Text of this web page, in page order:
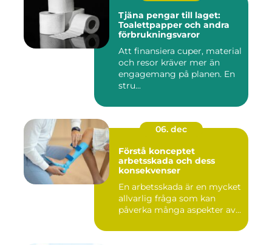
Tjäna pengar till laget:
Toalettpapper och andra
förbrukningsvaror
Att finansiera cuper, material
och resor kräver mer än
engagemang på planen. En
stru...
06. dec
Förstå konceptet
arbetsskada och dess
konsekvenser
En arbetsskada är en mycket
allvarlig fråga som kan
påverka många aspekter av...